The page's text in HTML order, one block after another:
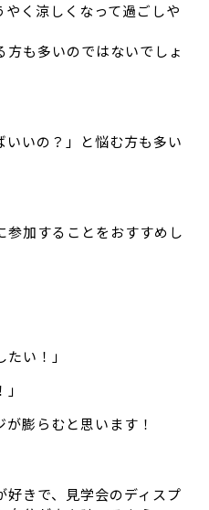
く涼しくなって過ごしや
も多いのではないでしょ
いいの？」と悩む方も多い
参加することをおすすめし
い！」
膨らむと思います！
きで、見学会のディスプ